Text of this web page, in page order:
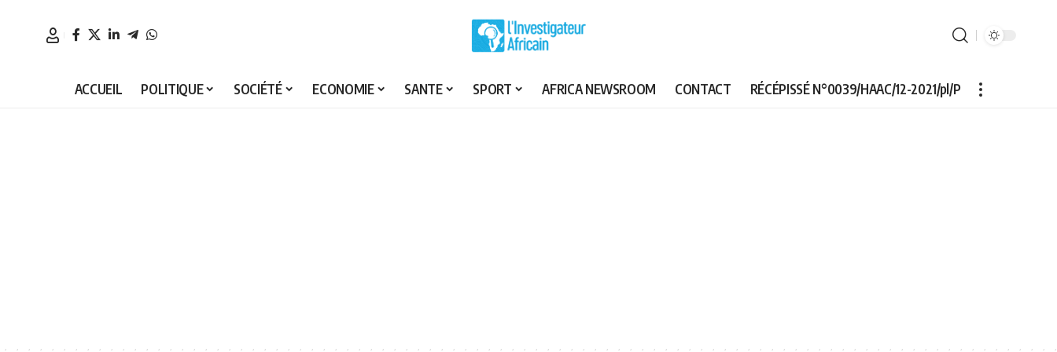
ACCUEIL POLITIQUE SOCIÉTÉ ECONOMIE SANTE SPORT AFRICA NEWSROOM CONTACT RÉCÉPISSÉ N°0039/HAAC/12-2021/pl/P